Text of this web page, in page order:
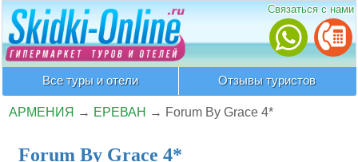
Связаться с нами
Все туры и отели Отзывы туристов
АРМЕНИЯ → ЕРЕВАН → Forum By Grace 4*
Forum By Grace 4*